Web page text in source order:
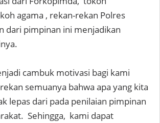
agama , rekan-rekan Polres
dari pimpinan ini menjadikan
cambuk motivasi bagi kami
semuanya bahwa apa yang kita
lepas dari pada penilaian pimpinan
Sehingga, kami dapat